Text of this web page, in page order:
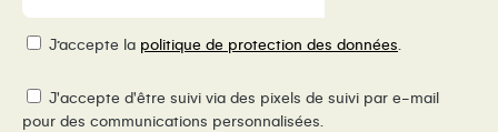
RGPDJ’accepte la politique de protection des données.
Pixel
de
J'accepte d'être suivi via des pixels de suivi par e-mail
pour des communications personnalisées.